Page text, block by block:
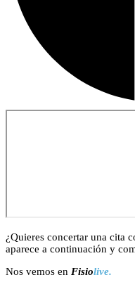
¿Quieres concertar una cita
aparece a continuación y
Nos vemos en Fisiolive.